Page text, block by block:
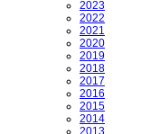
2023
2022
2021
2020
2019
2018
2017
2016
2015
2014
2013